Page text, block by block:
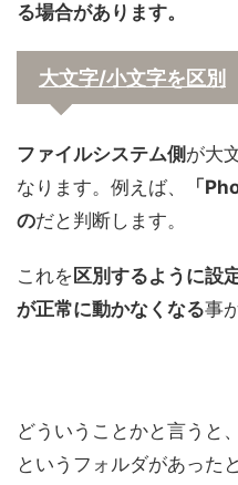
る場合があります。
大文字/小文字を区別
ファイルシステム側 が大
なります。例えば、
「
のだと判断します。
これを 区別するように設
が正常に動かなくなる事
どういうことかと言うと、
というフォルダがあった